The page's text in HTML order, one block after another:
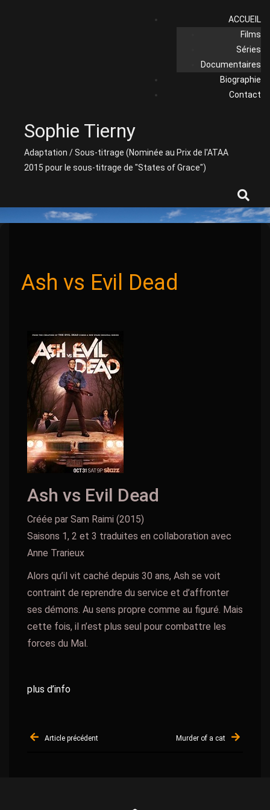
ACCUEIL
Films
Séries
Documentaires
Biographie
Contact
Sophie Tierny
Adaptation / Sous-titrage (Nominée au Prix de l'ATAA
2015 pour le sous-titrage de "States of Grace")
Ash vs Evil Dead
Ash vs Evil Dead
Créée par Sam Raimi (2015)
Saisons 1, 2 et 3 traduites en collaboration avec
Anne Trarieux
Alors qu’il vit caché depuis 30 ans, Ash se voit
contraint de reprendre du service et d’affronter
ses démons. Au sens propre comme au figuré. Mais
cette fois, il n’est plus seul pour combattre les
forces du Mal.
plus d’info
deArticle précédent Murder of a cat